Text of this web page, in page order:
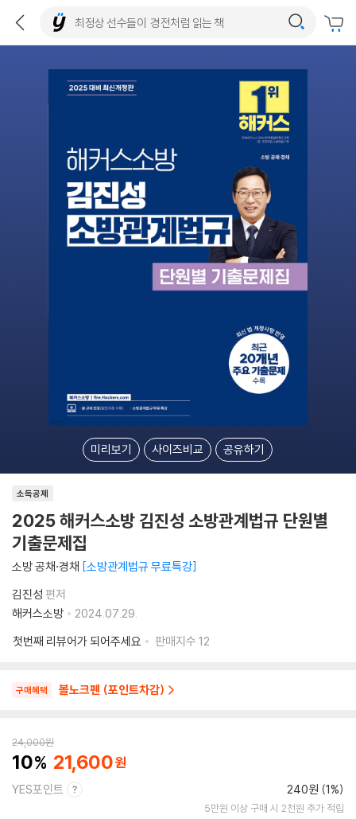
미리보기 사이즈비교 공유하기
소득공제
2025 해커스소방 김진성 소방관계법규 단원별
기출문제집
소방 공채·경채 소방관계법규 무료특강
김진성 편저
해커스소방
2024.07.29.
첫번째 리뷰어가 되어주세요
판매지수 12
구매혜택 볼노크펜 (포인트차감)
24,000원
10 21,600
YES포인트 240원 (1%)
5만원 이상 구매 시 2천원 추가 적립